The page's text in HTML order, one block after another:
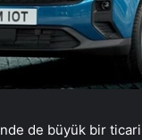
de büyük bir